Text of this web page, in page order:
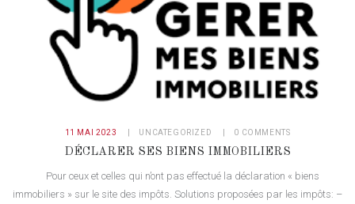
11 MAI 2023 UNCATEGORIZED 0 COMMENTS
DÉCLARER SES BIENS IMMOBILIERS
Pour ceux et celles qui n’ont pas effectué la déclaration « biens
immobiliers » sur le site des impôts. Solutions proposées par les impôts: –